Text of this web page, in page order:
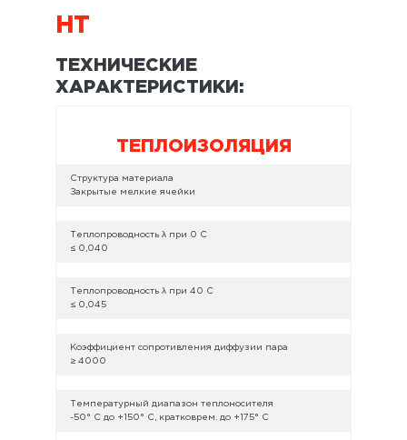
HT
ТЕХНИЧЕСКИЕ
ХАРАКТЕРИСТИКИ:
ТЕПЛОИЗОЛЯЦИЯ
Структура материала
Закрытые мелкие ячейки
Теплопроводность λ при 0 С
≤ 0,040
Теплопроводность λ при 40 С
≤ 0,045
Коэффициент сопротивления диффузии пара
≥ 4000
Температурный диапазон теплоносителя
-50° C до +150° C, кратковрем. до +175° C